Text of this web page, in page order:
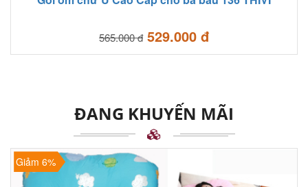
565.000 đ529.000 đ
ĐANG KHUYẾN MÃI
Giảm 6%